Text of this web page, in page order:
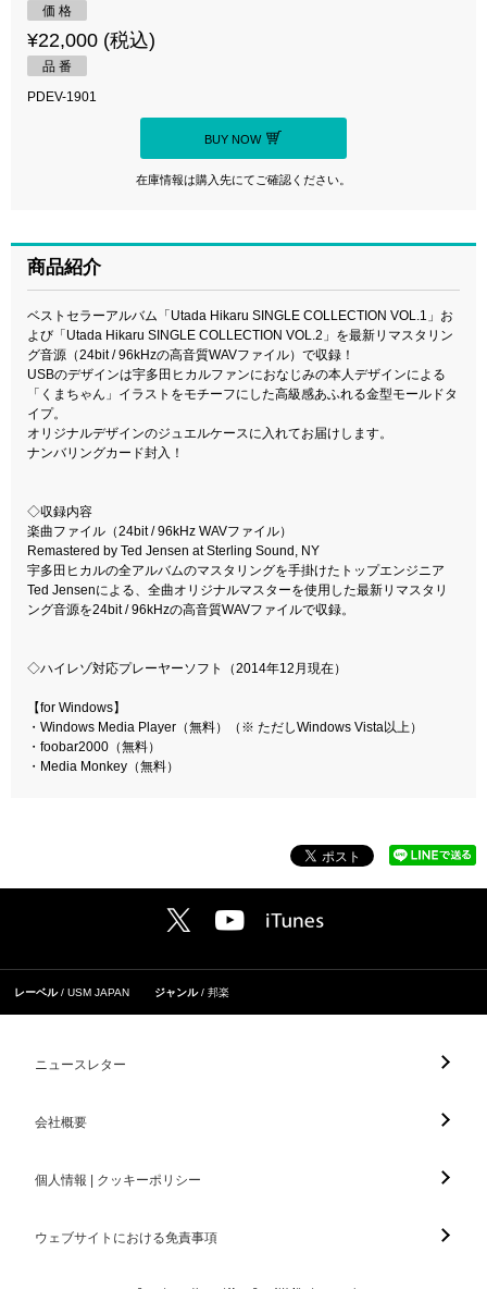
価 格
¥22,000 (税込)
品 番
PDEV-1901
BUY NOW
在庫情報は購入先にてご確認ください。
商品紹介
ベストセラーアルバム「Utada Hikaru SINGLE COLLECTION VOL.1」お
よび「Utada Hikaru SINGLE COLLECTION VOL.2」を最新リマスタリン
グ音源（24bit / 96kHzの高音質WAVファイル）で収録！
USBのデザインは宇多田ヒカルファンにおなじみの本人デザインによる
「くまちゃん」イラストをモチーフにした高級感あふれる金型モールドタ
イプ。
オリジナルデザインのジュエルケースに入れてお届けします。
ナンバリングカード封入！
◇収録内容
楽曲ファイル（24bit / 96kHz WAVファイル）
Remastered by Ted Jensen at Sterling Sound, NY
宇多田ヒカルの全アルバムのマスタリングを手掛けたトップエンジニア
Ted Jensenによる、全曲オリジナルマスターを使用した最新リマスタリ
ング音源を24bit / 96kHzの高音質WAVファイルで収録。
◇ハイレゾ対応プレーヤーソフト（2014年12月現在）
【for Windows】
・Windows Media Player（無料）（※ ただしWindows Vista以上）
・foobar2000（無料）
・Media Monkey（無料）
レーベル USM JAPAN ジャンル 邦楽
ニュースレター
会社概要
個人情報 | クッキーポリシー
ウェブサイトにおける免責事項